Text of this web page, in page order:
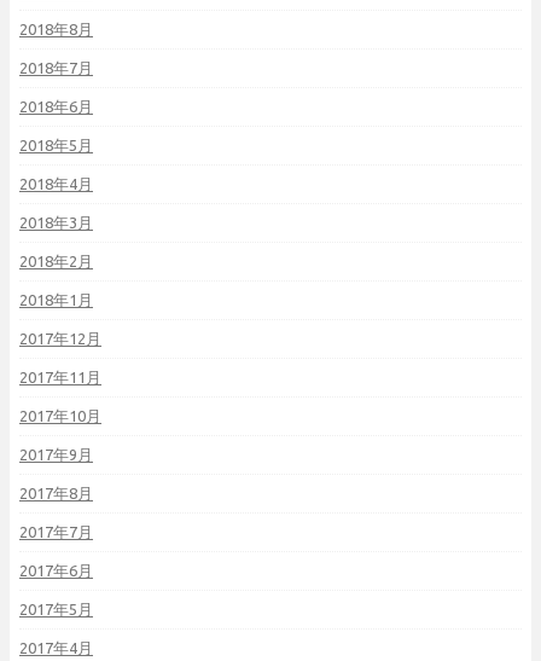
2018年8月
2018年7月
2018年6月
2018年5月
2018年4月
2018年3月
2018年2月
2018年1月
2017年12月
2017年11月
2017年10月
2017年9月
2017年8月
2017年7月
2017年6月
2017年5月
2017年4月